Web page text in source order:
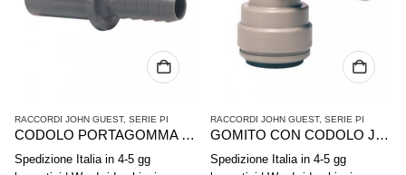
RACCORDI JOHN GUEST, SERIE PI
CODOLO PORTAGOMMA JG 3/8- 3/8 PI251212SL
Spedizione Italia in 4-5 gg
RACCORDI JOHN GUEST, SERIE PI
GOMITO CON CODOLO JG 1/2-1/2 PI221616S
Spedizione Italia in 4-5 gg